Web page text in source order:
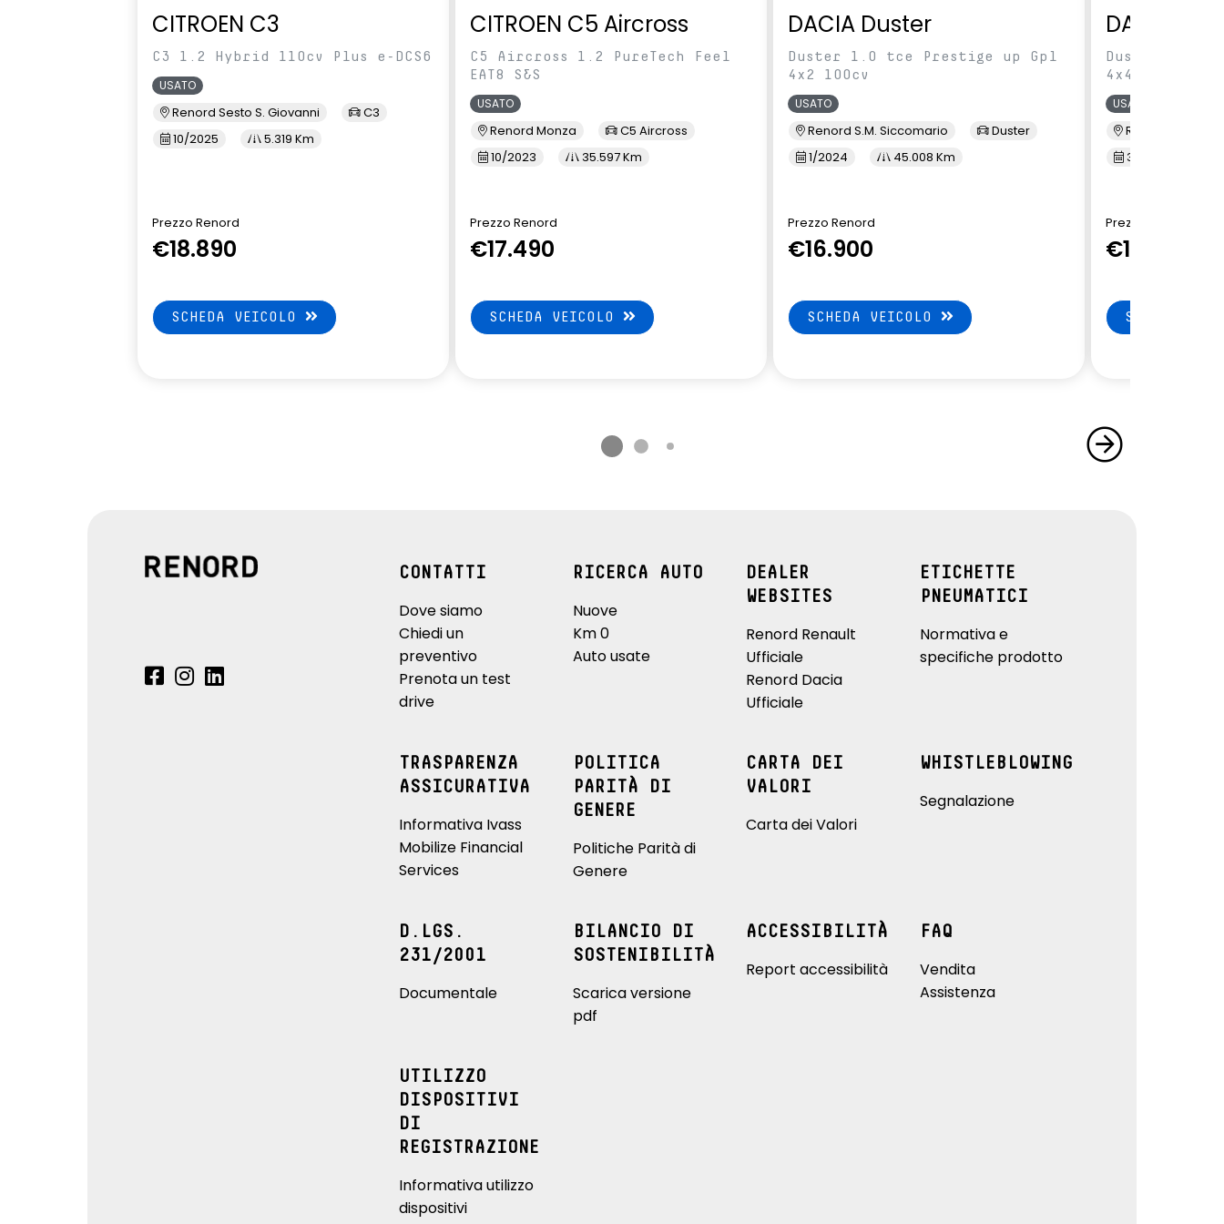
CITROEN C3
C3 1.2 Hybrid 110cv Plus e-DCS6
USATO
Renord Sesto S. Giovanni
C3
10/2025
5.319 Km
Prezzo Renord
€18.890
SCHEDA VEICOLO
CITROEN C5 Aircross
C5 Aircross 1.2 PureTech Feel
EAT8 S&S
USATO
Renord Monza
C5 Aircross
10/2023
35.597 Km
Prezzo Renord
€17.490
SCHEDA VEICOLO
DACIA Duster
Duster 1.0 tce Prestige up Gpl
4x2 100cv
USATO
Renord S.M. Siccomario
Duster
1/2024
45.008 Km
Prezzo Renord
€16.900
SCHEDA VEICOLO
DACIA
Duster 1.5
4x4
USATO
Renord Inzago
3/2023
Prezzo Renord
€19.900
SCHEDA
CONTATTI
Dove siamo
Chiedi un
preventivo
Prenota un test
drive
RICERCA AUTO
Nuove
Km 0
Auto usate
DEALER
WEBSITES
Renord Renault
Ufficiale
Renord Dacia
Ufficiale
ETICHETTE
PNEUMATICI
Normativa e
specifiche prodotto
TRASPARENZA
ASSICURATIVA
Informativa Ivass
Mobilize Financial
Services
POLITICA
PARITÀ DI
GENERE
Politiche Parità di
Genere
CARTA DEI
VALORI
Carta dei Valori
WHISTLEBLOWING
Segnalazione
D.LGS.
231/2001
Documentale
BILANCIO DI
SOSTENIBILITÀ
Scarica versione
pdf
ACCESSIBILITÀ
Report accessibilità
FAQ
Vendita
Assistenza
UTILIZZO
DISPOSITIVI
DI
REGISTRAZIONE
Informativa utilizzo
dispositivi